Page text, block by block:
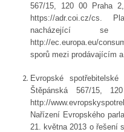
567/15, 120 00 Praha
https://adr.coi.cz/cs.
nacházející
http://ec.europa.eu/
sporů mezi prodávajícím
Evropské
Štěpánská 567/15,
http://
Nařízení Evropského
21. května 2013 o řešení